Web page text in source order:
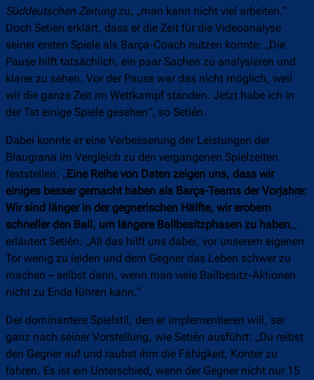
Süddeutschen Zeitungzu, „man kann nicht viel arbeiten.“
Doch Setién erklärt, dass er die Zeit für die Videoanalyse
seiner ersten Spiele als Barça-Coach nutzen konnte: „Die
Pause hilft tatsächlich, ein paar Sachen zu analysieren und
klarer zu sehen. Vor der Pause war das nicht möglich, weil
wir die ganze Zeit im Wettkampf standen. Jetzt habe ich in
der Tat einige Spiele gesehen“, so Setién.
Dabei konnte er eine Verbesserung der Leistungen der
Blaugrana im Vergleich zu den vergangenen Spielzeiten
feststellen: „Eine Reihe von Daten zeigen uns, dass wir
einiges besser gemacht haben als Barça-Teams der Vorjahre:
Wir sind länger in der gegnerischen Hälfte, wir erobern
schneller den Ball, um längere Ballbesitzphasen zu haben„,
erläutert Setién: „All das hilft uns dabei, vor unserem eigenen
Tor wenig zu leiden und dem Gegner das Leben schwer zu
machen – selbst dann, wenn man viele Ballbesitz-Aktionen
nicht zu Ende führen kann.“
Der dominantere Spielstil, den er implementieren will, sei
ganz nach seiner Vorstellung, wie Setién ausführt: „Du reibst
den Gegner auf und raubst ihm die Fähigkeit, Konter zu
fahren. Es ist ein Unterschied, wenn der Gegner nicht nur 15